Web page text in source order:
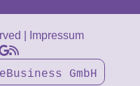
Impressum